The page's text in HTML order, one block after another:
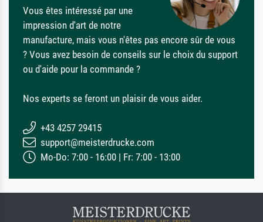
Vous êtes intéressé par une
impression d'art de notre
manufacture, mais vous n'êtes pas encore sûr de vous
? Vous avez besoin de conseils sur le choix du support
ou d'aide pour la commande ?
Nos experts se feront un plaisir de vous aider.
+43 4257 29415
support@meisterdrucke.com
Mo-Do: 7:00 - 16:00 | Fr: 7:00 - 13:00